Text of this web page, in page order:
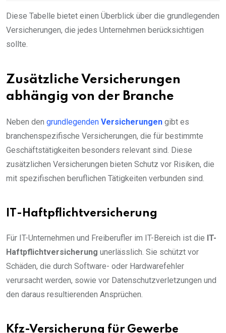
Diese Tabelle bietet einen Überblick über die grundlegenden
Versicherungen, die jedes Unternehmen berücksichtigen
sollte.
Zusätzliche Versicherungen
abhängig von der Branche
Neben den grundlegenden Versicherungen gibt es
branchenspezifische Versicherungen, die für bestimmte
Geschäftstätigkeiten besonders relevant sind. Diese
zusätzlichen Versicherungen bieten Schutz vor Risiken, die
mit spezifischen beruflichen Tätigkeiten verbunden sind.
IT-Haftpflichtversicherung
Für IT-Unternehmen und Freiberufler im IT-Bereich ist die IT-
Haftpflichtversicherung unerlässlich. Sie schützt vor
Schäden, die durch Software- oder Hardwarefehler
verursacht werden, sowie vor Datenschutzverletzungen und
den daraus resultierenden Ansprüchen.
Kfz-Versicherung für Gewerbe